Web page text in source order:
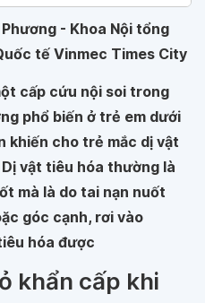
- Khoa Nội tổng
tế Vinmec Times City
cấp cứu nội soi trong
phổ biến ở trẻ em dưới
khiến cho trẻ mắc dị vật
vật tiêu hóa thường là
mà là do tai nạn nuốt
góc cạnh, rơi vào
hóa được
khẩn cấp khi